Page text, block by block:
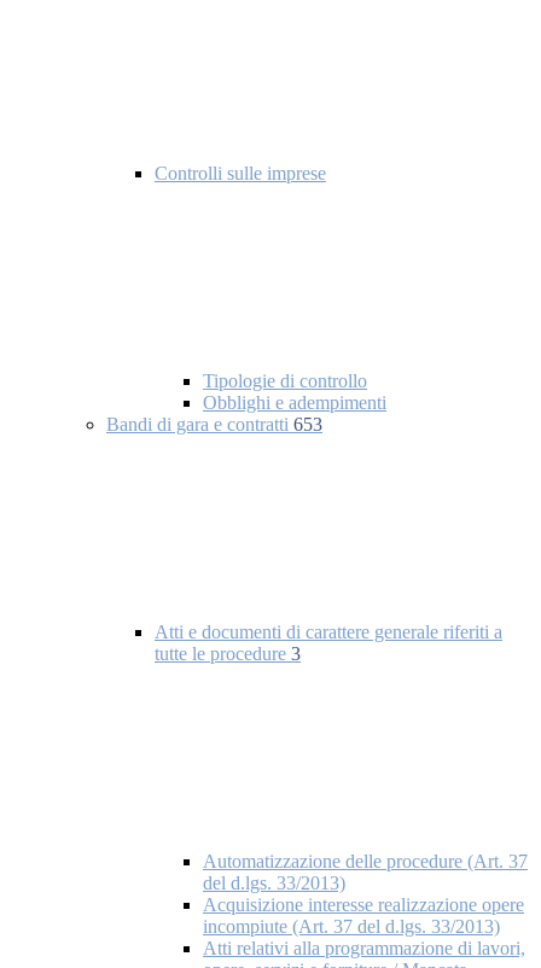
Controlli sulle imprese
Tipologie di controllo
Obblighi e adempimenti
Bandi di gara e contratti 653
Atti e documenti di carattere generale riferiti a
tutte le procedure 3
Automatizzazione delle procedure (Art. 37
del d.lgs. 33/2013)
Acquisizione interesse realizzazione opere
incompiute (Art. 37 del d.lgs. 33/2013)
Atti relativi alla programmazione di lavori,